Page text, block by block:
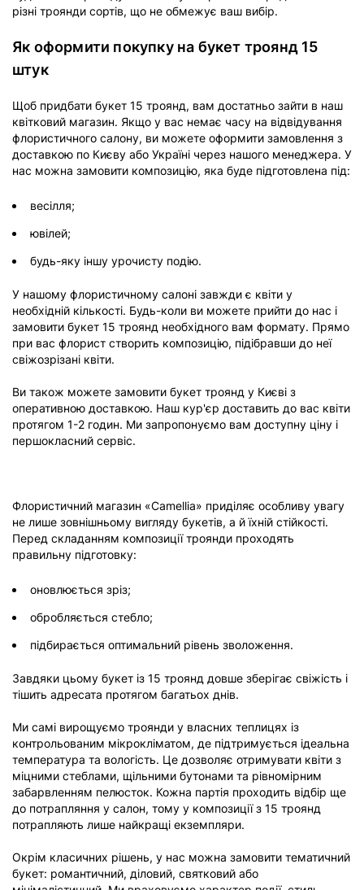
різні троянди сортів, що не обмежує ваш вибір.
Як оформити покупку на букет троянд 15
штук
Щоб придбати букет 15 троянд, вам достатньо зайти в наш
квітковий магазин. Якщо у вас немає часу на відвідування
флористичного салону, ви можете оформити замовлення з
доставкою по Києву або Україні через нашого менеджера. У
нас можна замовити композицію, яка буде підготовлена під:
весілля;
ювілей;
будь-яку іншу урочисту подію.
У нашому флористичному салоні завжди є квіти у
необхідній кількості. Будь-коли ви можете прийти до нас і
замовити букет 15 троянд необхідного вам формату. Прямо
при вас флорист створить композицію, підібравши до неї
свіжозрізані квіти.
Ви також можете замовити букет троянд у Києві з
оперативною доставкою. Наш кур'єр доставить до вас квіти
протягом 1-2 годин. Ми запропонуємо вам доступну ціну і
першокласний сервіс.
Флористичний магазин «Camellia» приділяє особливу увагу
не лише зовнішньому вигляду букетів, а й їхній стійкості.
Перед складанням композиції троянди проходять
правильну підготовку:
оновлюється зріз;
обробляється стебло;
підбирається оптимальний рівень зволоження.
Завдяки цьому букет із 15 троянд довше зберігає свіжість і
тішить адресата протягом багатьох днів.
Ми самі вирощуємо троянди у власних теплицях із
контрольованим мікрокліматом, де підтримується ідеальна
температура та вологість. Це дозволяє отримувати квіти з
міцними стеблами, щільними бутонами та рівномірним
забарвленням пелюсток. Кожна партія проходить відбір ще
до потрапляння у салон, тому у композиції з 15 троянд
потрапляють лише найкращі екземпляри.
Окрім класичних рішень, у нас можна замовити тематичний
букет: романтичний, діловий, святковий або